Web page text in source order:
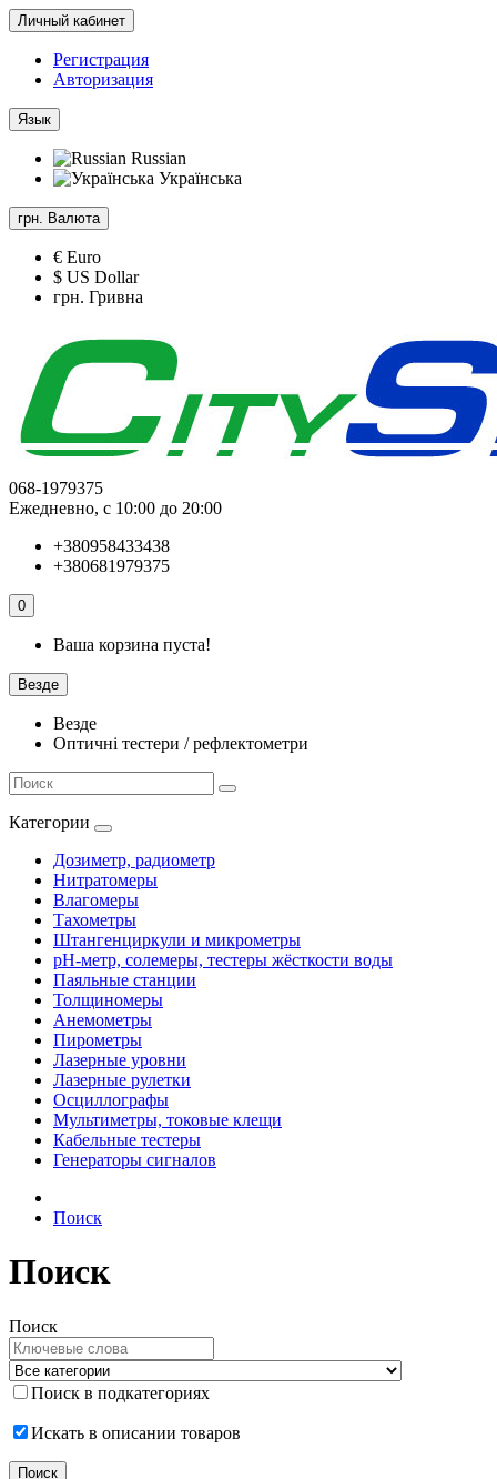
Личный кабинет
Регистрация
Авторизация
Язык
Russian
Українська
грн. Валюта
€ Euro
$ US Dollar
грн. Гривна
068-1979375
Ежедневно, с 10:00 до 20:00
+380958433438
+380681979375
0
Ваша корзина пуста!
Везде
Везде
Оптичні тестери / рефлектометри
Категории
Дозиметр, радиометр
Нитратомеры
Влагомеры
Тахометры
Штангенциркули и микрометры
pH-метр, солемеры, тестеры жёсткости воды
Паяльные станции
Толщиномеры
Анемометры
Пирометры
Лазерные уровни
Лазерные рулетки
Осциллографы
Мультиметры, токовые клещи
Кабельные тестеры
Генераторы сигналов
Поиск
Поиск
Поиск
Поиск в подкатегориях
Искать в описании товаров